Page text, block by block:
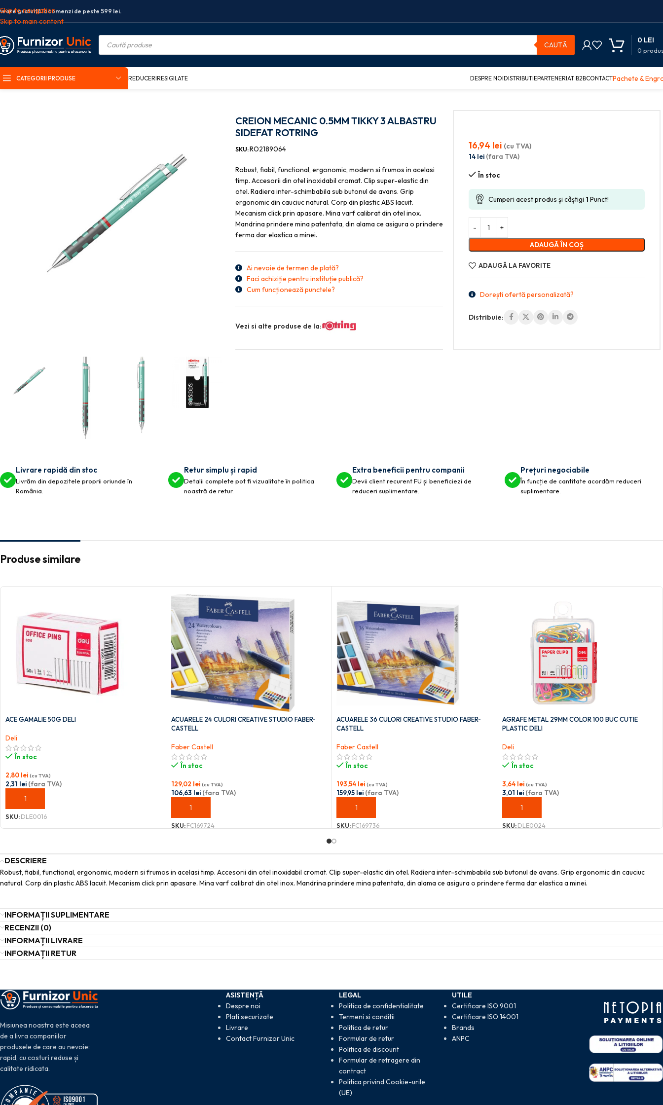
Skip to navigation
Skip to main content
gratuită la comenzi de peste 599 lei.
CAUTĂ
0
0 LEI
CATEGORII PRODUSE REDUCERIRESIGILATE DESPRE NOIDISTRIBUTIEPARTENERIAT B2BCONTACTPachete &
CREION MECANIC 0.5MM TIKKY 3 ALBASTRU
SIDEFAT ROTRING
SKU:RO2189064
Robust, fiabil, functional, ergonomic, modern si frumos in acelasi
timp. Accesorii din otel inoxidabil cromat. Clip super-elastic din
otel. Radiera inter-schimbabila sub butonul de avans. Grip
ergonomic din cauciuc natural. Corp din plastic ABS lacuit.
Mecanism click prin apasare. Mina varf calibrat din otel inox.
Mandrina prindere mina patentata, din alama ce asigura o prindere
ferma dar elastica a minei.
Ai nevoie de termen de plată?
Faci achiziție pentru instituție publică?
Cum funcționează punctele?
Vezi si alte produse de la:
16,94 lei (cu TVA)
14 lei (fara TVA)
În stoc
Cumperi acest produs și câștigi 1 Punct!
ADAUGĂ ÎN COȘ
ADAUGĂ LA FAVORITE
Dorești ofertă personalizată?
Distribuie:
Livrare rapidă din stoc
Livrăm din depozitele proprii oriunde în
România.
Retur simplu și rapid
Detalii complete pot fi vizualitate în politica
noastră de retur.
Extra beneficii pentru companii
Devii client recurent FU și beneficiezi de
reduceri suplimentare.
Prețuri negociabile
În funcție de cantitate acordăm reduceri
suplimentare.
Produse similare
ACE GAMALIE 50G DELI
Deli
În stoc
2,80 lei (cu TVA)
2,31 lei (fara TVA)
ADAUGĂ ÎN COȘ
SKU:DLE0016
ACUARELE 24 CULORI CREATIVE STUDIO FABER-
CASTELL
Faber Castell
În stoc
129,02 lei (cu TVA)
106,63 lei(fara TVA)
ADAUGĂ ÎN COȘ
SKU:FC169724
ACUARELE 36 CULORI CREATIVE STUDIO FABER-
CASTELL
Faber Castell
În stoc
193,54 lei (cu TVA)
159,95 lei (fara TVA)
ADAUGĂ ÎN COȘ
SKU:FC169736
AGRAFE METAL 29MM COLOR 100 BUC CUTIE
PLASTIC DELI
Deli
În stoc
3,64 lei (cu TVA)
3,01 lei(fara TVA)
ADAUGĂ ÎN COȘ
SKU:DLE0024
DESCRIERE
Robust, fiabil, functional, ergonomic, modern si frumos in acelasi timp. Accesorii din otel inoxidabil cromat. Clip super-elastic din otel. Radiera inter-schimbabila sub butonul de avans. Grip ergonomic din cauciuc
natural. Corp din plastic ABS lacuit. Mecanism click prin apasare. Mina varf calibrat din otel inox. Mandrina prindere mina patentata, din alama ce asigura o prindere ferma dar elastica a minei.
INFORMAȚII SUPLIMENTARE
RECENZII (0)
INFORMAȚII LIVRARE
INFORMAȚII RETUR
Misiunea noastra este aceea
de a livra companiilor
produsele de care au nevoie:
rapid, cu costuri reduse și
calitate ridicata.
ASISTENȚĂ
Despre noi
Plati securizate
Livrare
Contact Furnizor Unic
LEGAL
Politica de confidentialitate
Termeni si conditii
Politica de retur
Formular de retur
Politica de discount
Formular de retragere din
contract
Politica privind Cookie-urile
(UE)
UTILE
Certificare ISO 9001
Certificare ISO 14001
Brands
ANPC